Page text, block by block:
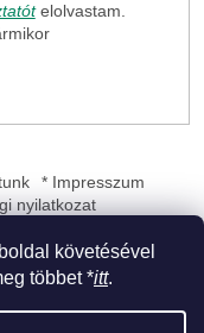
követésével
többet *itt.
elolvastam.
* Impresszum
nyilatkozat